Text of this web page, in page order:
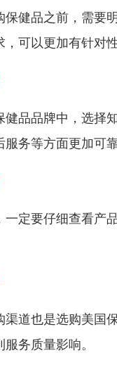
保健品之前，需要
可以更加有针对
健品品牌中，选择
务等方面更加可靠
一定要仔细查看产
渠道也是选购美国
务质量影响。